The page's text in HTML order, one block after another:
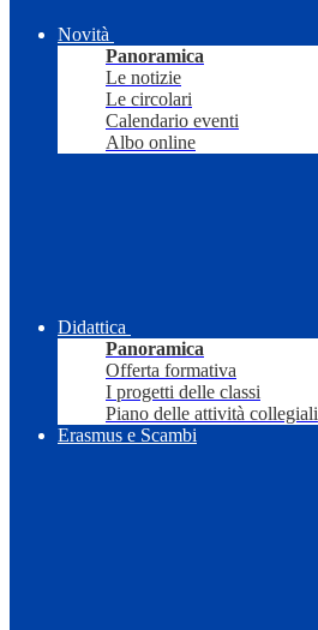
Novità
Panoramica
Le notizie
Le circolari
Calendario eventi
Albo online
Didattica
Panoramica
Offerta formativa
I progetti delle classi
Piano delle attività collegiali
Erasmus e Scambi